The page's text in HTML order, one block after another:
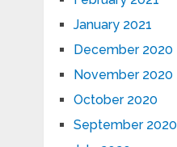
January 2021
December 2020
November 2020
October 2020
September 2020